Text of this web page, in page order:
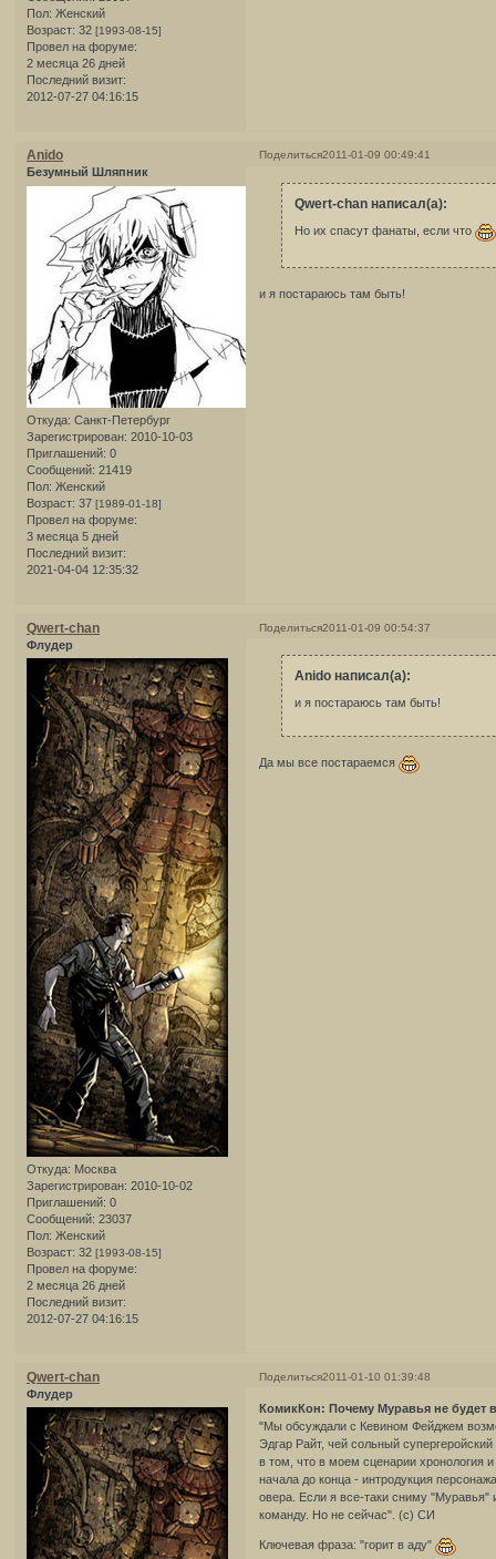
Пол: Женский
Возраст: 32 [1993-08-15]
Провел на форуме:
2 месяца 26 дней
Последний визит:
2012-07-27 04:16:15
Поделиться2011-01-09 00:49:41
Anido
Безумный Шляпник
Откуда: Санкт-Петербург
Зарегистрирован: 2010-10-03
Приглашений: 0
Сообщений: 21419
Пол: Женский
Возраст: 37 [1989-01-18]
Провел на форуме:
3 месяца 5 дней
Последний визит:
2021-04-04 12:35:32
Qwert-chan написал(а):
Но их спасут фанаты, если что
и я постараюсь там быть!
Поделиться2011-01-09 00:54:37
Qwert-chan
Флудер
Откуда: Москва
Зарегистрирован: 2010-10-02
Приглашений: 0
Сообщений: 23037
Пол: Женский
Возраст: 32 [1993-08-15]
Провел на форуме:
2 месяца 26 дней
Последний визит:
2012-07-27 04:16:15
Anido написал(а):
и я постараюсь там быть!
Да мы все постараемся
Поделиться2011-01-10 01:39:48
Qwert-chan
Флудер
КомикКон: Почему Муравья не будет
"Мы обсуждали с Кевином Фейджем
Эдгар Райт, чей сольный
в том, что в моем сценарии хронология
начала до конца - интродукция
овера. Если я все-таки сниму "Муравья"
команду. Но не сейчас". (с) СИ
Ключевая фраза: "горит в аду"